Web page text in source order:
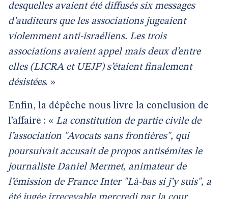
desquelles avaient été diffusés six messages
d’auditeurs que les associations jugeaient
violemment anti-israéliens. Les trois
associations avaient appel mais deux d’entre
elles (LICRA et UEJF) s’étaient finalement
désistées. »
Enfin, la dépêche nous livre la conclusion de
l’affaire : « La constitution de partie civile de
l’association "Avocats sans frontières", qui
poursuivait accusait de propos antisémites le
journaliste Daniel Mermet, animateur de
l’émission de France Inter "Là-bas si j’y suis", a